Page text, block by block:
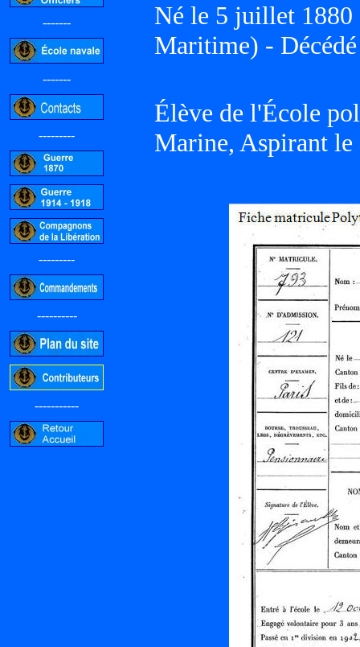
-------
-------
---------
---------
----------
-----------
Né le 5 juillet
Maritime) -
Élève de l'École
Marine, Aspirant le